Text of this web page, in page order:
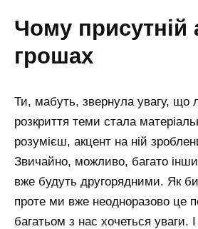
чому присутній акцент на
грошах
Ти, мабуть, звернула увагу, що
розкриття теми стала
розумієш, акцент на ній
Звичайно, можливо, багато
вже будуть другорядними. Як
проте ми вже неодноразово це
багатьом з нас хочеться уваги.